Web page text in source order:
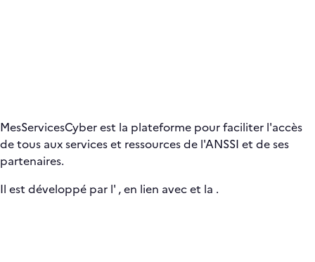
MesServicesCyber est la plateforme pour faciliter l'accès
de tous aux services et ressources de l'ANSSI et de ses
partenaires.
Il est développé par l' , en lien avecet la .